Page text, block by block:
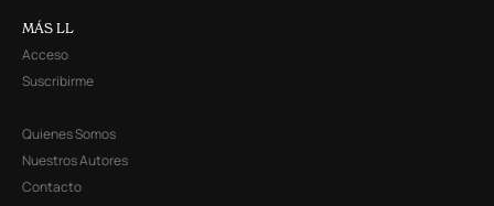
MÁS LL
Acceso
Suscribirme
Quienes Somos
Nuestros Autores
Contacto